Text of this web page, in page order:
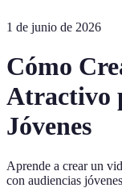
1 de junio de 2026
Cómo
Atractivo
Jóvenes
Aprende a crear un
con audiencias